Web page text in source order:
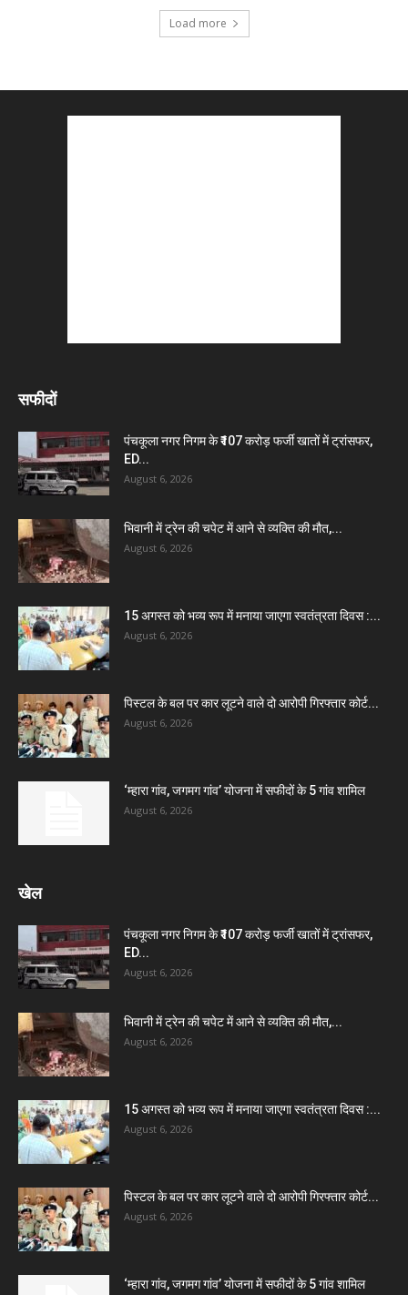
Load more
सफीदों
पंचकूला नगर निगम के ₹107 करोड़ फर्जी खातों में ट्रांसफर,
ED...
August 6, 2026
भिवानी में ट्रेन की चपेट में आने से व्यक्ति की मौत,...
August 6, 2026
15 अगस्त को भव्य रूप में मनाया जाएगा स्वतंत्रता दिवस :...
August 6, 2026
पिस्टल के बल पर कार लूटने वाले दो आरोपी गिरफ्तार कोर्ट...
August 6, 2026
‘म्हारा गांव, जगमग गांव’ योजना में सफीदों के 5 गांव शामिल
August 6, 2026
खेल
पंचकूला नगर निगम के ₹107 करोड़ फर्जी खातों में ट्रांसफर,
ED...
August 6, 2026
भिवानी में ट्रेन की चपेट में आने से व्यक्ति की मौत,...
August 6, 2026
15 अगस्त को भव्य रूप में मनाया जाएगा स्वतंत्रता दिवस :...
August 6, 2026
पिस्टल के बल पर कार लूटने वाले दो आरोपी गिरफ्तार कोर्ट...
August 6, 2026
‘म्हारा गांव, जगमग गांव’ योजना में सफीदों के 5 गांव शामिल